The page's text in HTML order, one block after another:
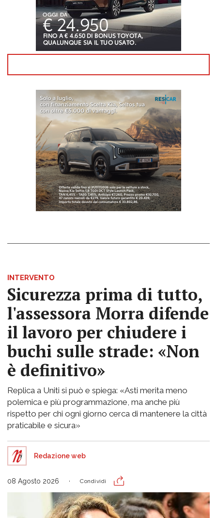
INTERVENTO
Sicurezza prima di tutto,
l'assessora Morra difende
il lavoro per chiudere i
buchi sulle strade: «Non
è definitivo»
Replica a Uniti si può e spiega: «Asti merita meno
polemica e più programmazione, ma anche più
rispetto per chi ogni giorno cerca di mantenere la città
praticabile e sicura»
Redazione web
08 Agosto 2026 Condividi